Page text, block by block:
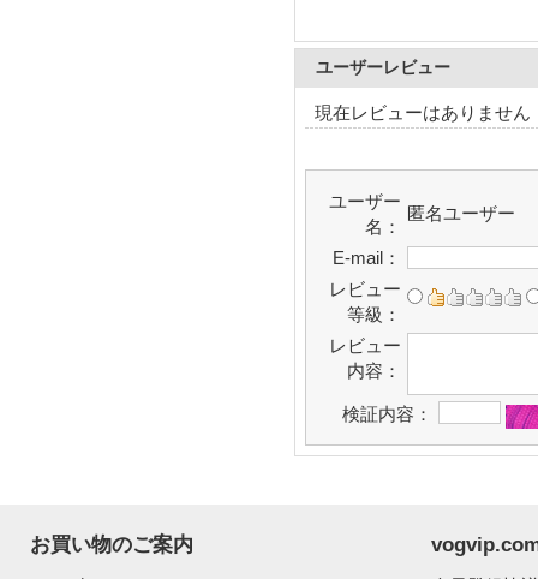
ユーザーレビュー
現在レビューはありません
ユーザー
名：
匿名ユーザー
E-mail：
レビュー
等級：
レビュー
内容：
検証内容：
お買い物のご案内